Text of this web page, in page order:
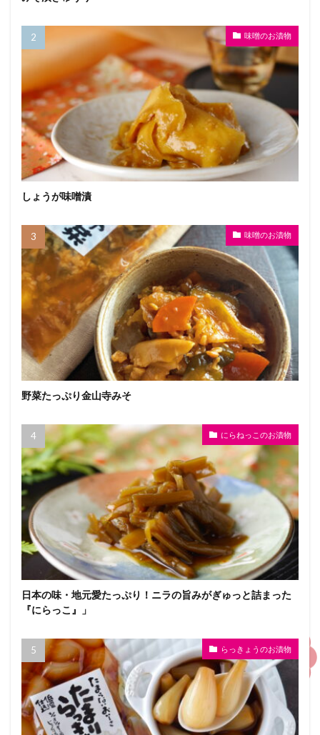
味噌のお漬物
しょうが味噌漬
味噌のお漬物
野菜たっぷり金山寺みそ
にらねっこのお漬物
日本の味・地元愛たっぷり！ニラの旨みがぎゅっと詰まった
『にらっこ』」
らっきょうのお漬物